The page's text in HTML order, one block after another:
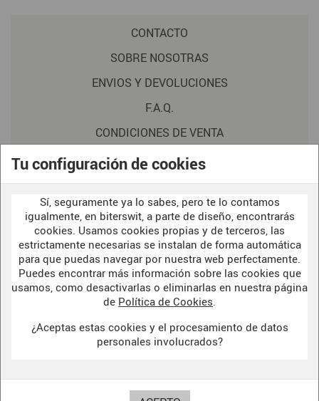
Tu configuración de cookies
Sí, seguramente ya lo sabes, pero te lo contamos
igualmente, en biterswit, a parte de diseño, encontrarás
cookies. Usamos cookies propias y de terceros, las
estrictamente necesarias se instalan de forma automática
para que puedas navegar por nuestra web perfectamente.
Puedes encontrar más información sobre las cookies que
usamos, como desactivarlas o eliminarlas en nuestra página
de Política de Cookies.
¿Aceptas estas cookies y el procesamiento de datos
personales involucrados?
CONTACTO
SOBRE NOSOTRAS
ENVIOS Y DEVOLUCIONES
F.A.Q.
CONDICIONES DE VENTA
POLITICA DE PRIVACIDAD
AVISO LEGAL
POLÍTICA DE COOKIES
WELCOME TO OUR
DARK SIDE
BITERSWIT STUDIO